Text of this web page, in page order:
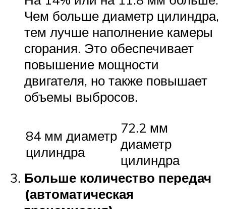
Чем больше диаметр цилиндра,
тем лучше наполнение камеры
сгорания. Это обеспечивает
повышение мощности
двигателя, но также повышает
объемы выбросов.
84 мм диаметр
цилиндра
72.2 мм
диаметр
цилиндра
Больше количество передач
(автоматическая